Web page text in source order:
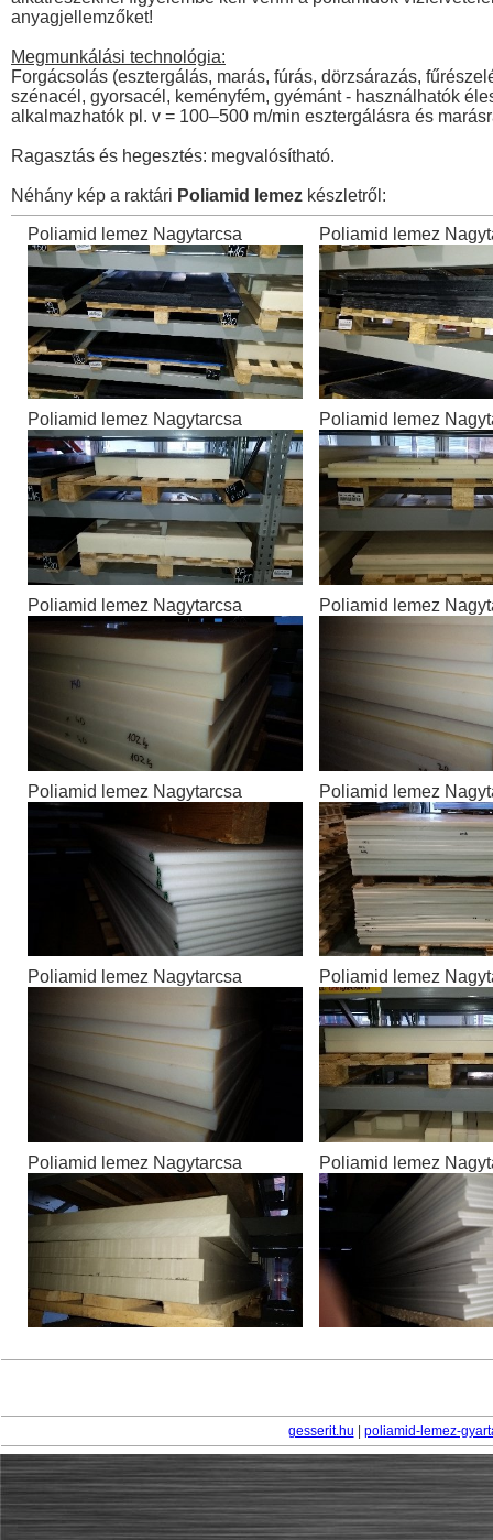
anyagjellemzőket!
Megmunkálási technológia:
Forgácsolás (esztergálás, marás, fúrás, dörzsárazás,
szénacél, gyorsacél, keményfém, gyémánt - használhatók
alkalmazhatók pl. v = 100–500 m/min esztergálásra és
Ragasztás és hegesztés: megvalósítható.
Néhány kép a raktári Poliamid lemez készletről:
Poliamid lemez Nagytarcsa Poliamid lemez
Poliamid lemez Nagytarcsa Poliamid lemez
Poliamid lemez Nagytarcsa Poliamid lemez
Poliamid lemez Nagytarcsa Poliamid lemez
Poliamid lemez Nagytarcsa Poliamid lemez
Poliamid lemez Nagytarcsa Poliamid lemez
gesserit.hu poliamid-lemez-